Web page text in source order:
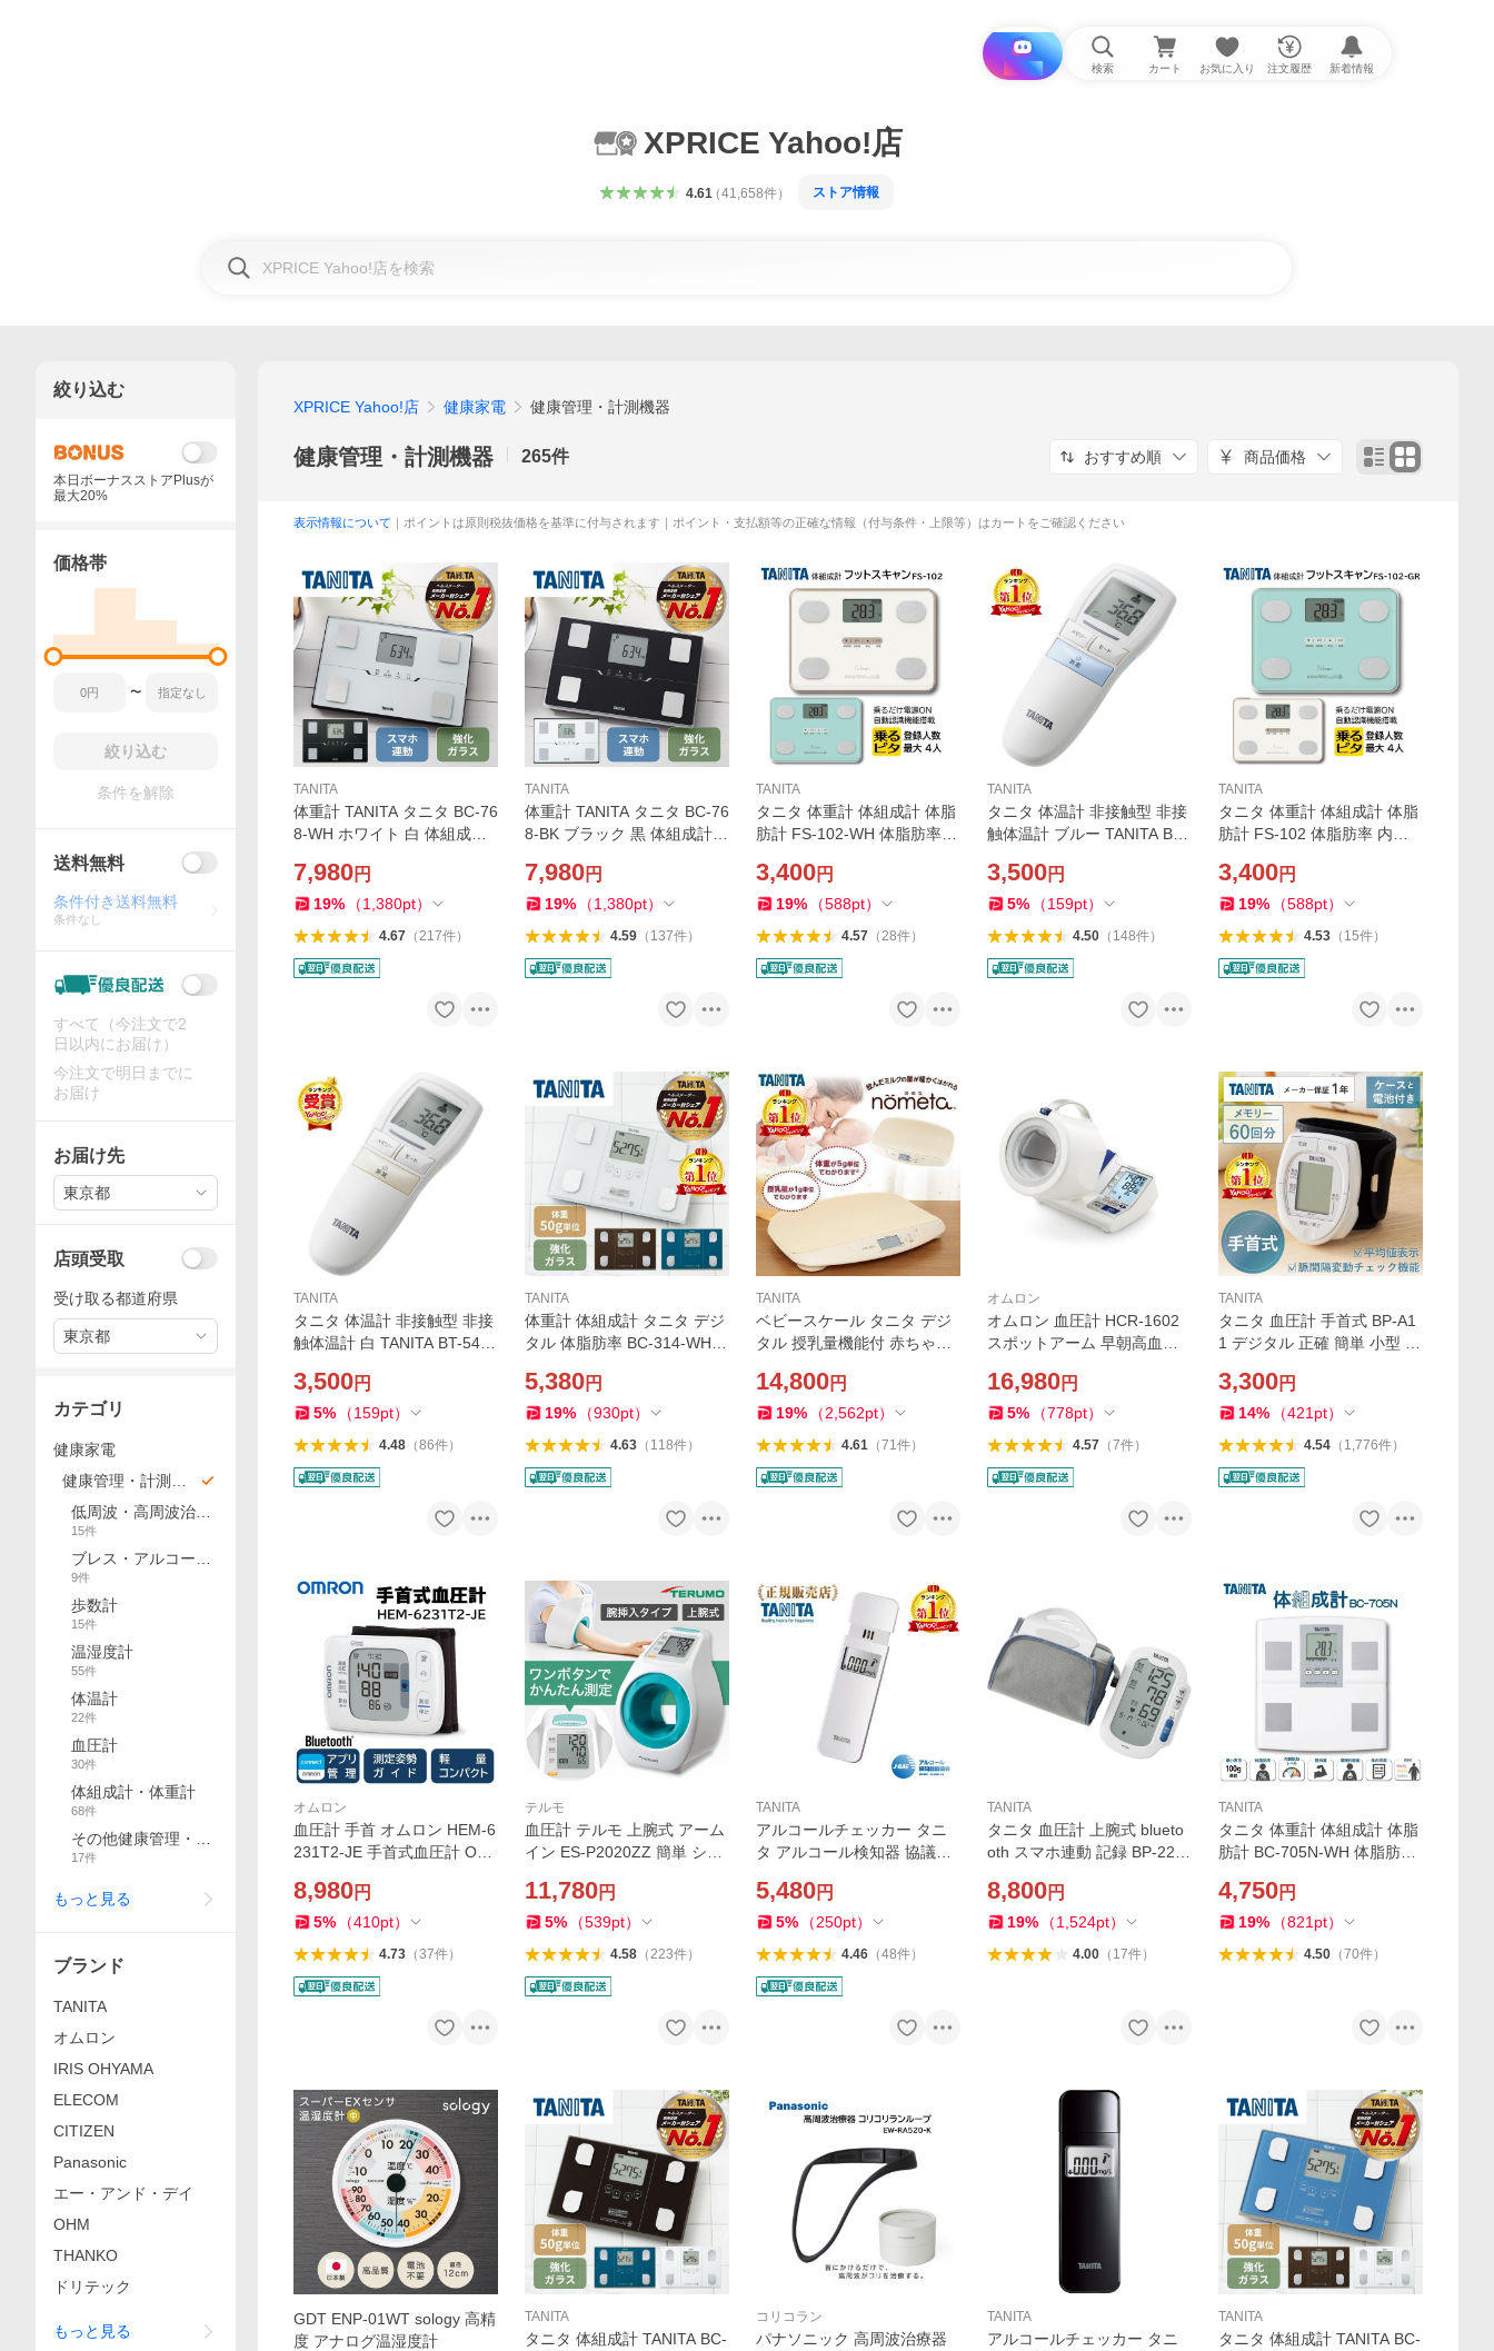
i と探す 検索 カート お気に入り 注文履歴 新着情報
XPRICE Yahoo!店
4.61（41,658件） ストア情報
XPRICE Yahoo!店 健康家電 健康管理・計測機器
健康管理・計測機器 265件 おすすめ順 商品価格
表示情報について ｜ポイントは原則税抜価格を基準に付与されます｜ポイント・支払額等の正確な情報（付与条件・上限等）はカートをご確認ください
TANITA
体重計 TANITA タニタ BC-76
8-WH ホワイト 白 体組成計
管理 bluetooth 体重 体脂肪率
大きめ文字 見やすい
7,980円
19% （1,380pt）
4.67（217件）
TANITA
体重計 TANITA タニタ BC-76
8-BK ブラック 黒 体組成計
管理 bluetooth 体重 体脂肪率
大きめ文字
7,980円
19% （1,380pt）
4.59（ 137件）
TANITA
タニタ 体重計 体組成計 体脂
肪計 FS-102-WH 体脂肪率
筋トレ BMI 自動認識 デジタ
ル 電池 登録 前回値 TANITA
3,400円
19% （588pt）
4.57（28件）
TANITA
タニタ 体温計 非接触型 非接
触体温計 ブルー TANITA BT-
んたん 早い 赤ちゃん 子供 大
画面 バックライト付 風邪 発
3,500円
5% （159pt）
4.50（ 148件）
TANITA
タニタ 体重計 体組成計 体脂
肪計 FS-102 体脂肪率 内臓
レ BMI 自動認識 デジタル 電
池 登録 前回値 TANITA
3,400円
19% （588pt）
4.53（ 15件）
TANITA
タニタ 体温計 非接触型 非接
触体温計 白 TANITA BT-543-
ん 早い 赤ちゃん 子供 大画面
バックライト付 風邪 発熱 体
3,500円
5% （159pt）
4.48（86件）
TANITA
体重計 体組成計 タニタ デジ
タル 体脂肪率 BC-314-WH
トレ ダイエット 筋肉量 基礎
代謝 50g単位 TANITA
5,380円
19% （930pt）
4.63（ 118件）
TANITA
ベビースケール タニタ デジ
タル 授乳量機能付 赤ちゃん
nometa 赤ちゃん 新生児 出
産祝い 飲んだミルクの量が1
14,800円
19% （2,562pt）
4.61（71件）
オムロン
オムロン 血圧計 HCR-1602
スポットアーム 早朝高血圧
腕帯 母の日 父の日 敬老の日
誕生日 ギフト プレゼント
16,980円
5% （778pt）
4.57（7件）
TANITA
タニタ 血圧計 手首式 BP-A1
1 デジタル 正確 簡単 小型 電
ンプル 持ち運び 出張 外出 健
康 敬老の日 ギフト TANITA
3,300円
14% （421 pt）
4.54（ 1,776件）
オムロン
血圧計 手首 オムロン HEM-6
231T2-JE 手首式血圧計 OM
定器 簡単測定 小型 スマホ連
動 Bluetooth 不規則脈波 メモ
8,980円
5% （410pt）
4.73（37件）
テルモ
血圧計 テルモ 上腕式 アーム
イン ES-P2020ZZ 簡単 シン
腕挿入式 TERUMO
11,780円
5% （539pt）
4.58（223件）
TANITA
アルコールチェッカー タニ
タ アルコール検知器 協議会
ホワイト エチケットシリー
ズ EA100WH
5,480円
5% （250pt）
4.46（48件）
TANITA
タニタ 血圧計 上腕式 blueto
oth スマホ連動 記録 BP-224
大きめ文字 シンプル プレゼ
ント ギフト 敬老の日
8,800円
19% （1,524pt）
4.00（ 17件）
TANITA
タニタ 体重計 体組成計 体脂
肪計 BC-705N-WH 体脂肪率
筋トレ BMI デジタル 軽い 電
池 登録 前回値 TANITA 父の
4,750円
19% （821 pt）
4.50（70件）
GDT ENP-01WT sology 高精
度 アナログ温湿度計
TANITA
タニタ 体組成計 TANITA BC-
コリコラン
パナソニック 高周波治療器
TANITA
アルコールチェッカー タニ
TANITA
タニタ 体組成計 TANITA BC-
絞り込む
本日ボーナスストアPlusが
最大20%
価格帯
〜
絞り込む
条件を解除
送料無料
条件付き送料無料
条件なし
すべて（今注文で2
日以内にお届け）
今注文で明日までに
お届け
お届け先
東京都
店頭受取
受け取る都道府県
東京都
カテゴリ
健康家電
健康管理・計測機
器
低周波・高周波治療
器
15件
ブレス・アルコール
チェッカー
9件
歩数計
15件
温湿度計
55件
体温計
22件
血圧計
30件
体組成計・体重計
68件
その他健康管理・計
測機器
17件
もっと見る
ブランド
TANITA
オムロン
IRIS OHYAMA
ELECOM
CITIZEN
Panasonic
エー・アンド・デイ
OHM
THANKO
ドリテック
もっと見る